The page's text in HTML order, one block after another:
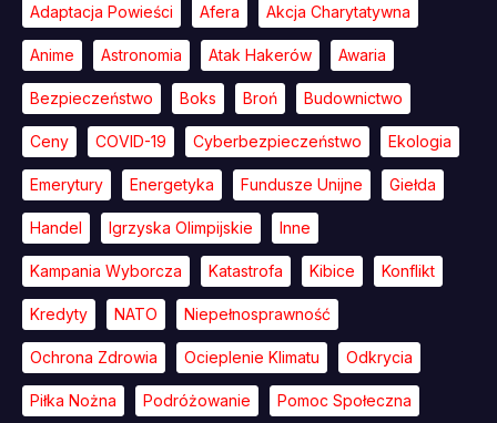
Adaptacja Powieści Afera Akcja Charytatywna
Anime Astronomia Atak Hakerów Awaria
Bezpieczeństwo Boks Broń Budownictwo
Ceny COVID-19 Cyberbezpieczeństwo Ekologia
Emerytury Energetyka Fundusze Unijne Giełda
Handel Igrzyska Olimpijskie Inne
Kampania Wyborcza Katastrofa Kibice Konflikt
Kredyty NATO Niepełnosprawność
Ochrona Zdrowia Ocieplenie Klimatu Odkrycia
Piłka Nożna Podróżowanie Pomoc Społeczna